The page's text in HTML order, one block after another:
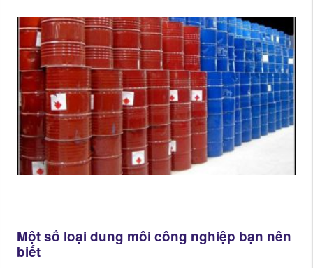
Một số loại dung môi công nghiệp bạn nên
biết